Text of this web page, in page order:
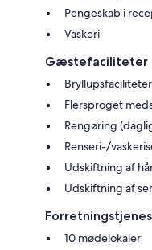
Pengeskab i
Vaskeri
Gæstefaciliteter
Bryllupsfaciliteter
Flersproget
Rengøring
Renseri-/
Udskiftning af
Udskiftning af
10 mødelokaler